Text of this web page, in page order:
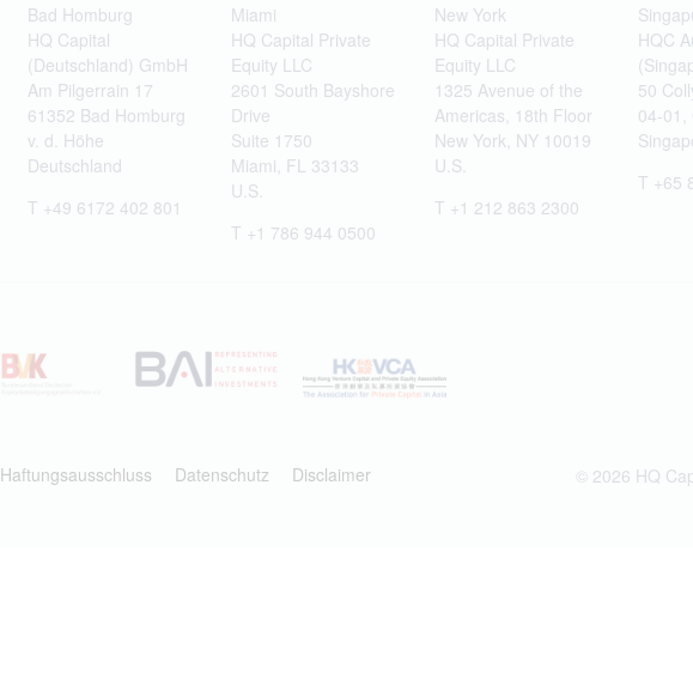
Bad Homburg
HQ Capital
(Deutschland) GmbH
Am Pilgerrain 17
61352 Bad Homburg
v. d. Höhe
Deutschland
T +49 6172 402 801
Miami
HQ Capital Private
Equity LLC
2601 South Bayshore
Drive
Suite 1750
Miami, FL 33133
U.S.
T +1 786 944 0500
New York
HQ Capital Private
Equity LLC
1325 Avenue of the
Americas, 18th Floor
New York, NY 10019
U.S.
T +1 212 863 2300
HQC
50
04-01,
T +65
Haftungsausschluss Datenschutz Disclaimer © 2026 HQ